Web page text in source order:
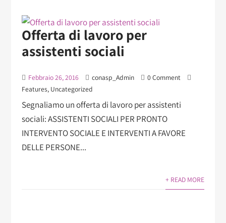
Offerta di lavoro per
assistenti sociali
Febbraio 26, 2016 conasp_Admin
0 Comment
Features, Uncategorized
Segnaliamo un offerta di lavoro per assistenti
sociali: ASSISTENTI SOCIALI PER PRONTO
INTERVENTO SOCIALE E INTERVENTI A FAVORE
DELLE PERSONE...
+ READ MORE